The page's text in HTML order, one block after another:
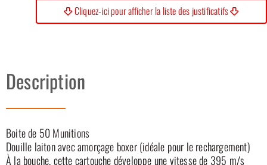
Cliquez-ici pour afficher la liste des justificatifs
Description
Boite de 50 Munitions
Douille laiton avec amorçage boxer (idéale pour le rechargement)
À la bouche, cette cartouche développe une vitesse de 395 m/s